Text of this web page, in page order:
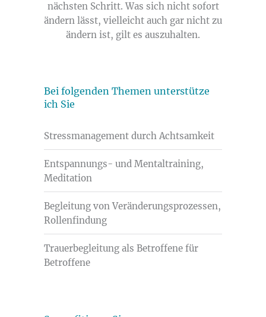
nächsten Schritt. Was sich nicht sofort
ändern lässt, vielleicht auch gar nicht zu
ändern ist, gilt es auszuhalten.
Bei folgenden Themen unterstütze
ich Sie
Stressmanagement durch Achtsamkeit
Entspannungs- und Mentaltraining,
Meditation
Begleitung von Veränderungsprozessen,
Rollenfindung
Trauerbegleitung als Betroffene für
Betroffene